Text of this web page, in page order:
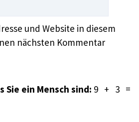
und Website in diesem
nächsten Kommentar
Sie ein Mensch sind: 9 + 3 =